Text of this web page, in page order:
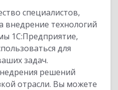
специалистов,
внедрение технологий
1С:Предприятие,
для
задач.
решений
отрасли. Вы можете